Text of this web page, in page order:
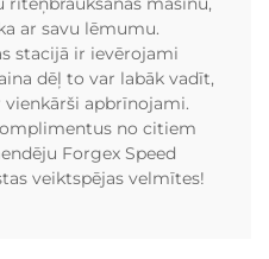
ar savu lēmumu.
stacijā ir ievērojami
dēļ to var labāk vadīt,
vienkārši apbrīnojami.
no citiem
Forgex Speed
veiktspējas velmītes!